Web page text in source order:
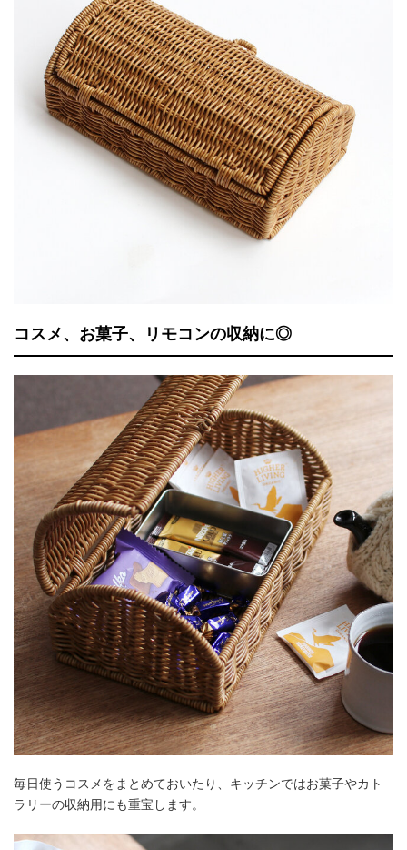
コスメ、お菓子、リモコンの収納に◎
毎日使うコスメをまとめておいたり、キッチンではお菓子やカト
ラリーの収納用にも重宝します。